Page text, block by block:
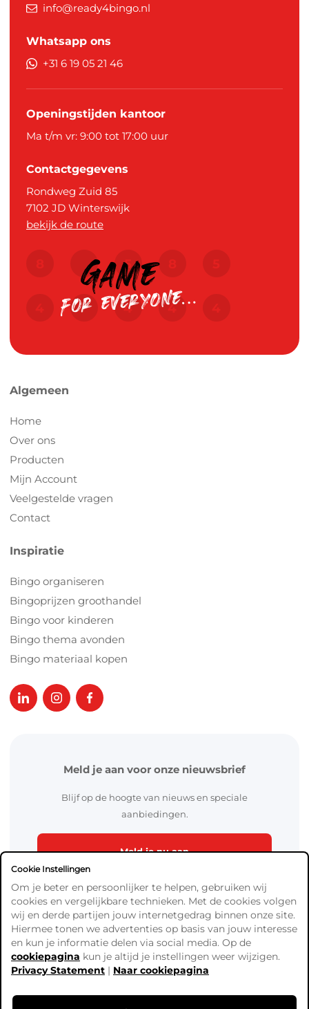
info@ready4bingo.nl
Whatsapp ons
+31 6 19 05 21 46
Openingstijden kantoor
Ma t/m vr: 9:00 tot 17:00 uur
Contactgegevens
Rondweg Zuid 85
7102 JD Winterswijk
bekijk de route
Algemeen
Home
Over ons
Producten
Mijn Account
Veelgestelde vragen
Contact
Inspiratie
Bingo organiseren
Bingoprijzen groothandel
Bingo voor kinderen
Bingo thema avonden
Bingo materiaal kopen
Meld je aan voor onze nieuwsbrief
Blijf op de hoogte van nieuws en speciale
aanbiedingen.
Meld je nu aan
Algemene Voorwaarden
Verzend- en betaalinformatie
Cookie Instellingen
Om je beter en persoonlijker te helpen, gebruiken wij
cookies en vergelijkbare technieken. Met de cookies volgen
wij en derde partijen jouw internetgedrag binnen onze site.
Hiermee tonen we advertenties op basis van jouw interesse
en kun je informatie delen via social media. Op de
cookiepagina kun je altijd je instellingen weer wijzigen.
Privacy Statement | Naar cookiepagina